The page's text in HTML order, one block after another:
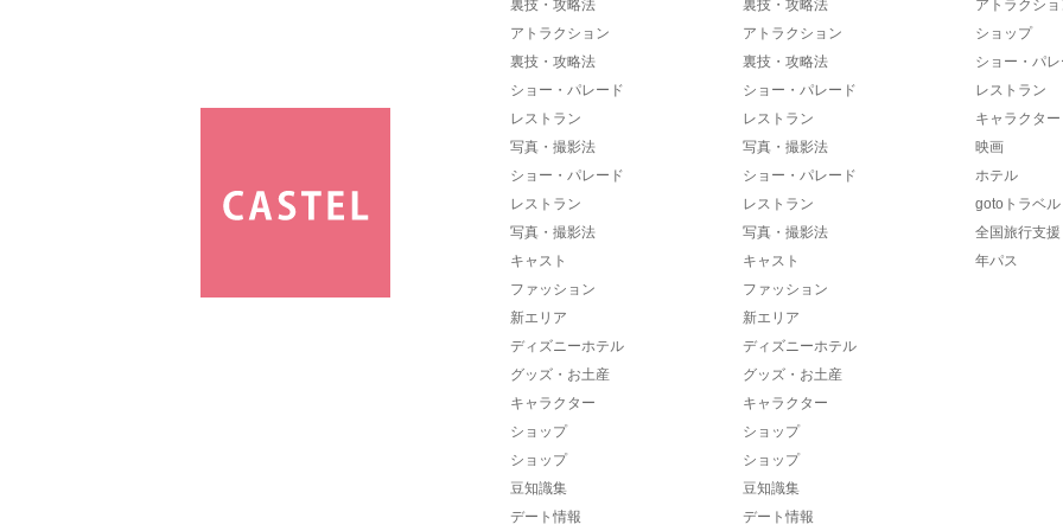
裏技・攻略法
アトラクション
裏技・攻略法
ショー・パレード
レストラン
写真・撮影法
ショー・パレード
レストラン
写真・撮影法
キャスト
ファッション
新エリア
ディズニーホテル
グッズ・お土産
キャラクター
ショップ
ショップ
豆知識集
デート情報
裏技・攻略法
アトラクション
裏技・攻略法
ショー・パレード
レストラン
写真・撮影法
ショー・パレード
レストラン
写真・撮影法
キャスト
ファッション
新エリア
ディズニーホテル
グッズ・お土産
キャラクター
ショップ
ショップ
豆知識集
デート情報
アトラクシ
ショップ
ショー・パ
レストラン
キャラクター
映画
ホテル
gotoトラベル
全国旅行支援
年パス